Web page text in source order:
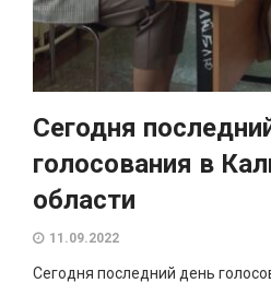
Сегодня
голосования в
области
11.09.2022
Сегодня последний день